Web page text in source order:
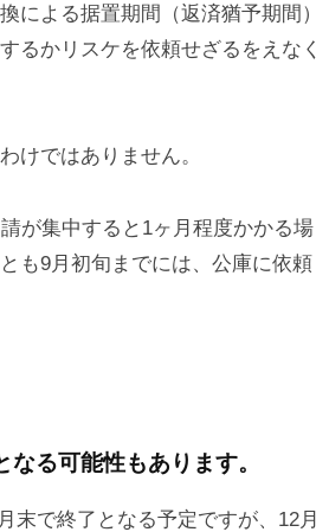
による据置期間（返済猶予期間）
るかリスケを依頼せざるをえなく
けではありません。
が集中すると1ヶ月程度かかる場
も9月初旬までには、公庫に依頼
る可能性もあります。
末で終了となる予定ですが、12月